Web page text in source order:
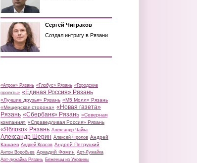
Сергей Чиграков
Создал интригу в Рязани
«Атрон» Рязань «Глобус» Рязань «Городские
проекты» «Единая Россия» Рязань
«Лучшие друзья» Рязань «М5 Молл» Рязань
«Мещерская сторона» «Новая газета»
Рязань «Сбербанк» Рязань «Северная
компания» «Справедливая Россия» Рязань
«Яблоко» Рязань Александр Чайка
Александр Шерин Алексей Фролов Андрей
Кашаев Андрей Красов Андрей Петруцкий
Антон Воробьев Аркадий Фомин Арт-Лужайка
Арт-лужайка Рязань Беженцы из Украины